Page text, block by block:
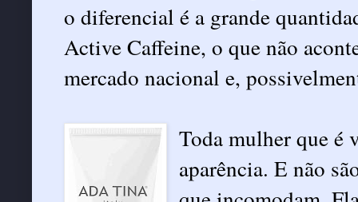
o diferencial é a grande
Active Caffeine, o que não
mercado nacional e,
Toda mulher que é
aparência. E não